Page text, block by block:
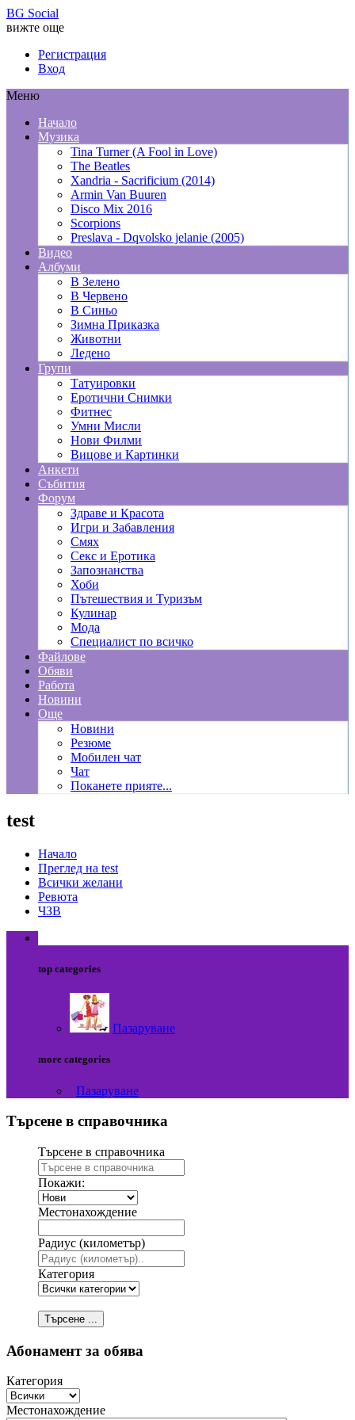
BG Social
вижте още
Регистрация
Вход
Меню
Начало
Музика
Tina Turner (A Fool in Love)
The Beatles
Xandria - Sacrificium (2014)
Armin Van Buuren
Disco Mix 2016
Scorpions
Preslava - Dqvolsko jelanie (2005)
Видео
Албуми
В Зелено
В Червено
В Синьо
Зимна Приказка
Животни
Ледено
Групи
Татуировки
Еротични Снимки
Фитнес
Умни Мисли
Нови Филми
Вицове и Картинки
Анкети
Събития
Форум
Здраве и Красота
Игри и Забавления
Смях
Секс и Еротика
Запознанства
Хоби
Пътешествия и Туризъм
Кулинар
Мода
Специалист по всичко
Файлове
Обяви
Работа
Новини
Още
Новини
Резюме
Мобилен чат
Чат
Поканете прияте...
test
Начало
Преглед на test
Всички желани
Ревюта
ЧЗВ
top categories
Пазаруване
more categories
Пазаруване
Търсене в справочника
Търсене в справочника
Покажи:
Местонахождение
Радиус (километър)
Категория
Търсене ...
Абонамент за обява
Категория
Местонахождение